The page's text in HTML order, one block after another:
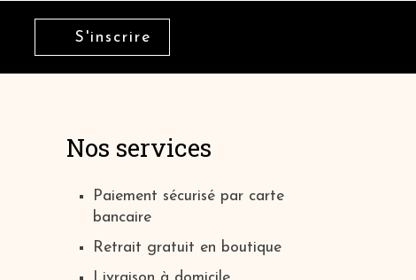
S'inscrire
Nos services
Paiement sécurisé par carte
bancaire
Retrait gratuit en boutique